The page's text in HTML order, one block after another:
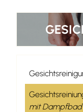
mit Dampfbad